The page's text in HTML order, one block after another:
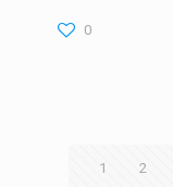
0
1 2